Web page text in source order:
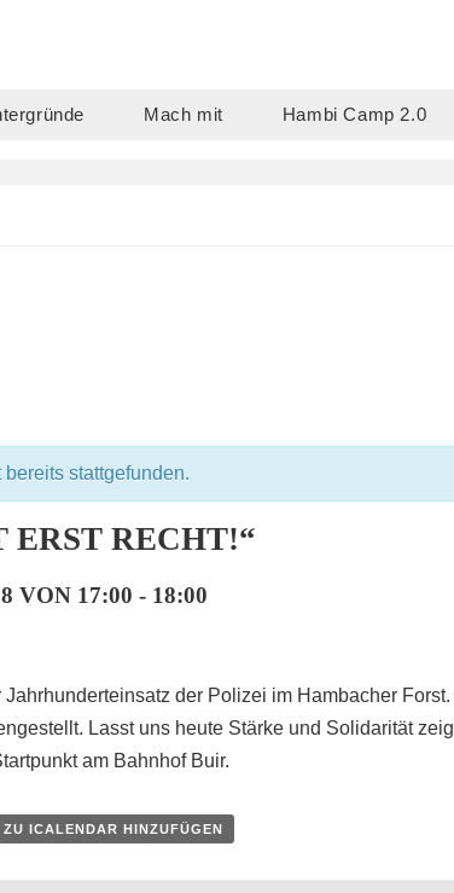
Mach mit Hambi Camp 2.0
stattgefunden.
ERST RECHT!“
VON 17:00 - 18:00
der Polizei im Hambacher Forst.
Lasst uns heute Stärke und Solidarität
am Bahnhof Buir.
ZU ICALENDAR HINZUFÜGEN